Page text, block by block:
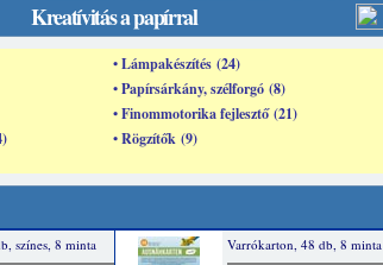
Kreatívitás a papírral
• Lámpakészítés (24)
• Papírsárkány, szélforgó (8)
• Finommotorika fejlesztő (21)
• Rögzítők (9)
színes, 8 minta Varrókarton, 48 db, 8 minta